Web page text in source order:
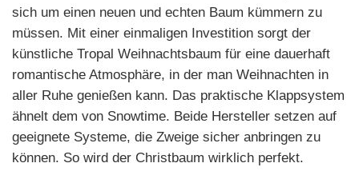
sich um einen neuen und echten Baum kümmern zu
müssen. Mit einer einmaligen Investition sorgt der
künstliche Tropal Weihnachtsbaum für eine dauerhaft
romantische Atmosphäre, in der man Weihnachten in
aller Ruhe genießen kann. Das praktische Klappsystem
ähnelt dem von Snowtime. Beide Hersteller setzen auf
geeignete Systeme, die Zweige sicher anbringen zu
können. So wird der Christbaum wirklich perfekt.